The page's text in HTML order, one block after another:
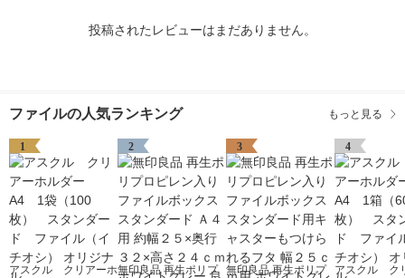
投稿されたレビューはまだありません。
ファイルの人気ランキング もっと見る
1
アスクル クリアーホ
2
無印良品 再生ポリプ
3
無印良品 再生ポリプ
4
アスクル ク